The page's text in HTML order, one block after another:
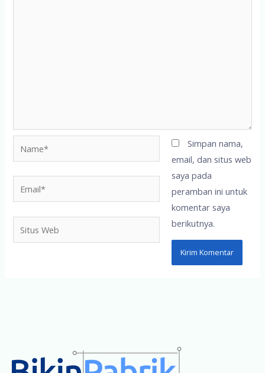
Web
Simpan nama,
email, dan situs web
saya pada
peramban ini untuk
komentar saya
berikutnya.